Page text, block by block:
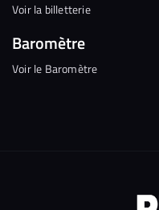
Voir la billetterie
Baromètre
Voir le Baromètre